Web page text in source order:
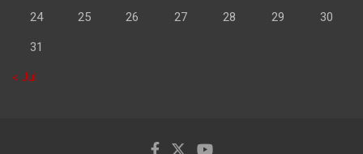
24 25 26 27 28 29 30
31
« Jul